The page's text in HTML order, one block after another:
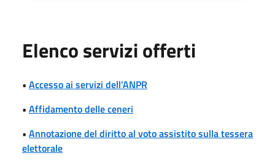
Elenco servizi offerti
• Accesso ai servizi dell'ANPR
• Affidamento delle ceneri
• Annotazione del diritto al voto assistito sulla tessera
elettorale